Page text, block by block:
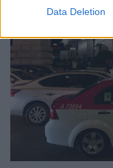
Data Deletion